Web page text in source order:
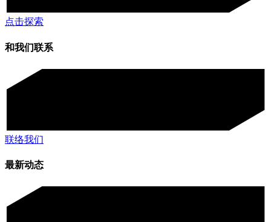
点击探索
和我们联系
联络我们
最新动态